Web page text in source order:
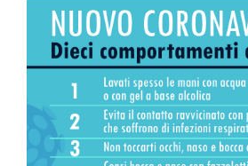
Ingrandisci
immagine